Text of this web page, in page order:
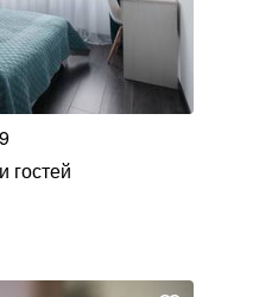
гостей